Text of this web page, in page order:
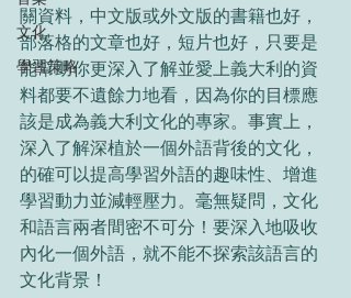
文化
學習策略
關資料，中文版或外文版的書籍也好，
部落格的文章也好，短片也好，只要是
能幫助你更深入了解並愛上義大利的資
料都要不遺餘力地看，因為你的目標應
該是成為義大利文化的專家。事實上，
深入了解深植於一個外語背後的文化，
的確可以提高學習外語的趣味性、增進
學習動力並減輕壓力。毫無疑問，文化
和語言兩者間密不可分！要深入地吸收
內化一個外語，就不能不探索該語言的
文化背景！